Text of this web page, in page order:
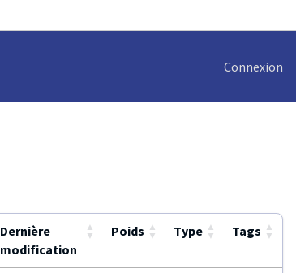
Connexion
Dernière
modification
▲
▼ Poids ▲
▼ Type ▲
▼ Tags ▲
▼